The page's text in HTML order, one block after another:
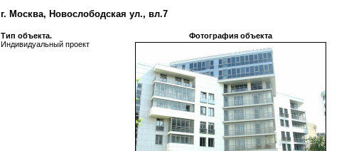
г. Москва, Новослободская ул., вл.7
Тип объекта.
Индивидуальный проект
Фотография объекта